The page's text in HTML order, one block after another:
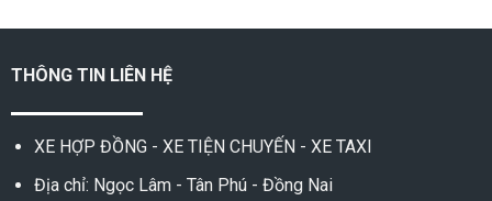
THÔNG TIN LIÊN HỆ
XE HỢP ĐỒNG - XE TIỆN CHUYẾN - XE TAXI
Địa chỉ: Ngọc Lâm - Tân Phú - Đồng Nai